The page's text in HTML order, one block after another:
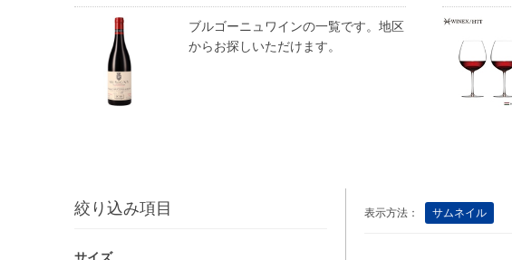
ブルゴーニュワインの一覧です。地区
からお探しいただけます。
絞り込み項目
サイズ
表示方法： サムネイル